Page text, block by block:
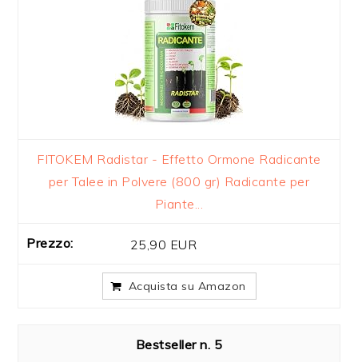
FITOKEM Radistar - Effetto Ormone Radicante
per Talee in Polvere (800 gr) Radicante per
Piante...
25,90 EUR
Acquista su Amazon
5